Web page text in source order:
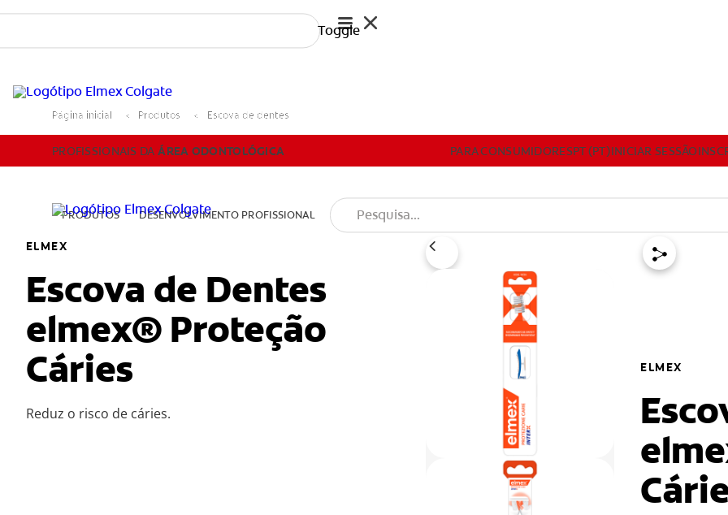
Toggle
PARA CONSUMIDORES
PROFISSIONAIS DA ÁREA ODONTOLÓGICA PARA CONSUMIDORESPT (PT)INICIAR SESSÃO
PRODUTOS DESENVOLVIMENTO PROFISSIONAL
Página inicial Produtos Escova de dentes
ELMEX
Escova de Dentes
elmex® Proteção
Cáries
Reduz o risco de cáries.
ELMEX